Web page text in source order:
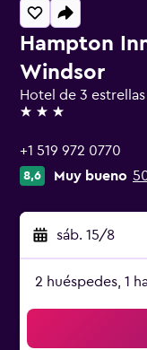
Hampton
Windsor
Hotel de 3
3 estrellas
+1 519 972 0770
8,6 Muy bueno
sáb. 15/8
2 huéspedes, 1